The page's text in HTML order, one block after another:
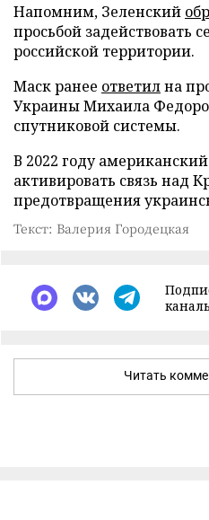
Напомним, Зеленский
просьбой задействовать
российской территории.
Маск ранее ответилна
Украины Михаила
спутниковой системы.
В 2022 году
активировать связь над
предотвращения
Текст: Валерия Городецкая
Читать